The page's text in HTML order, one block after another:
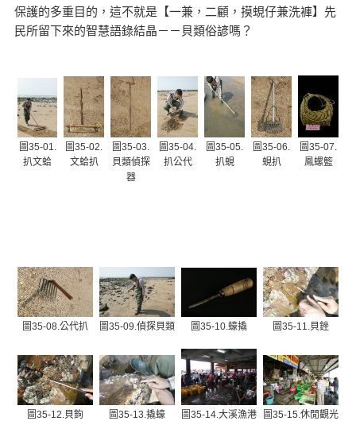
保護的多重目的，這不就是【一兼，二顧，摸蜆仔兼洗褲】先
民所留下來的智慧語錄結晶－－貝類俗諺嗎？
圖35-01.
扒文蛤
圖35-02.
文蛤扒
圖35-03.
貝類偵探
器
圖35-04.
扒公代
圖35-05.
扒蜆
圖35-06.
蜆扒
圖35-07.
鳳螺籃
圖35-08.公代扒 圖35-09.偵探貝類 圖35-10.蠔撬 圖35-11.貝銼
圖35-12.貝鉤 圖35-13.撬蠔 圖35-14.大溪漁港
圖35-15.休閒觀光